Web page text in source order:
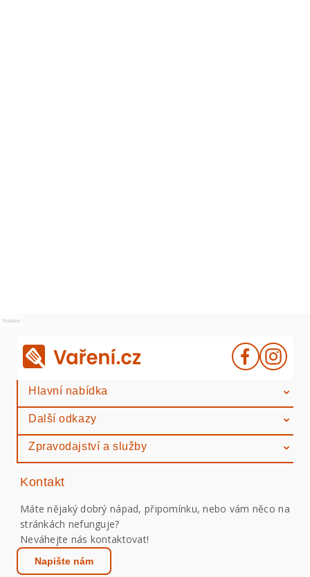
Reklama
Hlavní nabídka
Další odkazy
Zpravodajství a služby
Kontakt
Máte nějaký dobrý nápad, připomínku, nebo vám něco na
stránkách nefunguje?
Neváhejte nás kontaktovat!
Napište nám